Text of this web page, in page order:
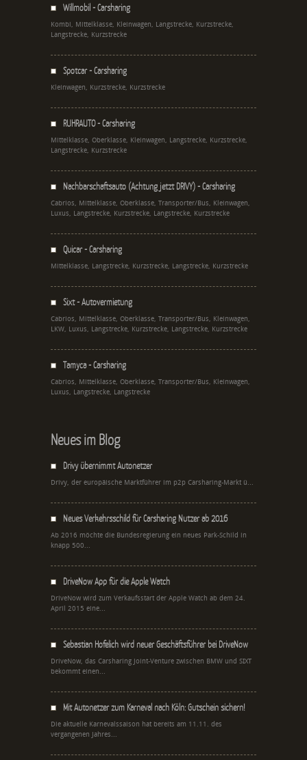
Willmobil - Carsharing
Kombi, Mittelklasse, Kleinwagen, Langstrecke, Kurzstrecke,
Langstrecke, Kurzstrecke
Spotcar - Carsharing
Kleinwagen, Kurzstrecke, Kurzstrecke
RUHRAUTO - Carsharing
Mittelklasse, Oberklasse, Kleinwagen, Langstrecke, Kurzstrecke,
Langstrecke, Kurzstrecke
Nachbarschaftsauto (Achtung jetzt DRIVY) - Carsharing
Cabrios, Mittelklasse, Oberklasse, Transporter/Bus, Kleinwagen,
Luxus, Langstrecke, Kurzstrecke, Langstrecke, Kurzstrecke
Quicar - Carsharing
Mittelklasse, Langstrecke, Kurzstrecke, Langstrecke, Kurzstrecke
Sixt - Autovermietung
Cabrios, Mittelklasse, Oberklasse, Transporter/Bus, Kleinwagen,
LKW, Luxus, Langstrecke, Kurzstrecke, Langstrecke, Kurzstrecke
Tamyca - Carsharing
Cabrios, Mittelklasse, Oberklasse, Transporter/Bus, Kleinwagen,
Luxus, Langstrecke, Langstrecke
Neues im Blog
Drivy übernimmt Autonetzer
Drivy, der europäische Marktführer im p2p Carsharing-Markt ü...
Neues Verkehrsschild für Carsharing Nutzer ab 2016
Ab 2016 möchte die Bundesregierung ein neues Park-Schild in
knapp 500...
DriveNow App für die Apple Watch
DriveNow wird zum Verkaufsstart der Apple Watch ab dem 24.
April 2015 eine...
Sebastian Hofelich wird neuer Geschäftsführer bei DriveNow
DriveNow, das Carsharing Joint-Venture zwischen BMW und SIXT
bekommt einen...
Mit Autonetzer zum Karneval nach Köln: Gutschein sichern!
Die aktuelle Karnevalssaison hat bereits am 11.11. des
vergangenen Jahres...